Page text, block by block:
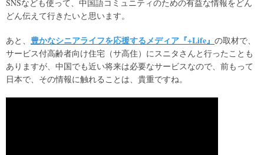
SNSなども使って、中国語コミュニティのための有益な情報をどん
どん伝えて行きたいと思います。
あと、 豊かなシニアライフを応援するメディア『+Life』 の取材で、
サービス付高齢者向け住宅（サ高住）にスニタさんと行ったことも
ありますが、中国でも近い将来は必要なサービスなので、前もって
日本で、その情報に触れることは、貴重ですね。